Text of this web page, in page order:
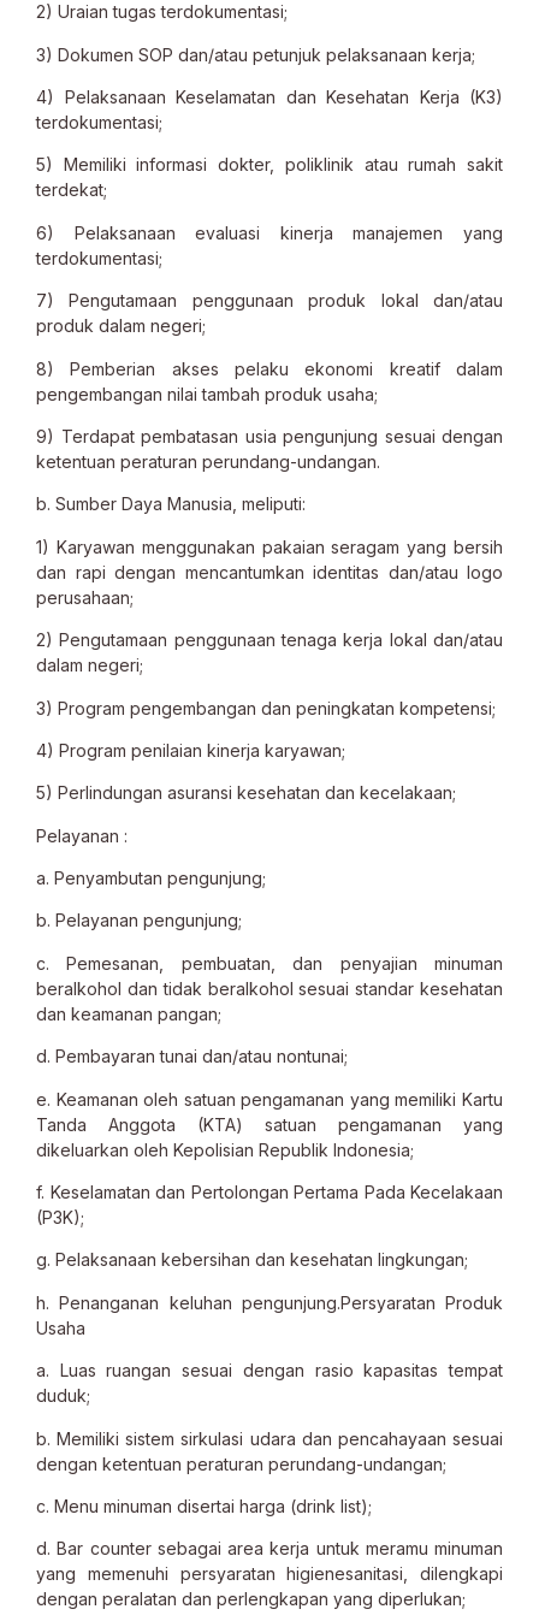
2) Uraian tugas terdokumentasi;
3) Dokumen SOP dan/atau petunjuk pelaksanaan kerja;
4) Pelaksanaan Keselamatan dan Kesehatan Kerja (K3)
terdokumentasi;
5) Memiliki informasi dokter, poliklinik atau rumah sakit
terdekat;
6) Pelaksanaan evaluasi kinerja manajemen yang
terdokumentasi;
7) Pengutamaan penggunaan produk lokal dan/atau
produk dalam negeri;
8) Pemberian akses pelaku ekonomi kreatif dalam
pengembangan nilai tambah produk usaha;
9) Terdapat pembatasan usia pengunjung sesuai dengan
ketentuan peraturan perundang-undangan.
b. Sumber Daya Manusia, meliputi:
1) Karyawan menggunakan pakaian seragam yang bersih
dan rapi dengan mencantumkan identitas dan/atau logo
perusahaan;
2) Pengutamaan penggunaan tenaga kerja lokal dan/atau
dalam negeri;
3) Program pengembangan dan peningkatan kompetensi;
4) Program penilaian kinerja karyawan;
5) Perlindungan asuransi kesehatan dan kecelakaan;
Pelayanan :
a. Penyambutan pengunjung;
b. Pelayanan pengunjung;
c. Pemesanan, pembuatan, dan penyajian minuman
beralkohol dan tidak beralkohol sesuai standar kesehatan
dan keamanan pangan;
d. Pembayaran tunai dan/atau nontunai;
e. Keamanan oleh satuan pengamanan yang memiliki Kartu
Tanda Anggota (KTA) satuan pengamanan yang
dikeluarkan oleh Kepolisian Republik Indonesia;
f. Keselamatan dan Pertolongan Pertama Pada Kecelakaan
(P3K);
g. Pelaksanaan kebersihan dan kesehatan lingkungan;
h. Penanganan keluhan pengunjung.Persyaratan Produk
Usaha
a. Luas ruangan sesuai dengan rasio kapasitas tempat
duduk;
b. Memiliki sistem sirkulasi udara dan pencahayaan sesuai
dengan ketentuan peraturan perundang-undangan;
c. Menu minuman disertai harga (drink list);
d. Bar counter sebagai area kerja untuk meramu minuman
yang memenuhi persyaratan higienesanitasi, dilengkapi
dengan peralatan dan perlengkapan yang diperlukan;